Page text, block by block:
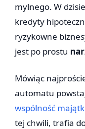
mylnego. W
kredyty
ryzykowne
jest po prostu
Mówiąc
automatu
wspólność
tej chwili, trafia